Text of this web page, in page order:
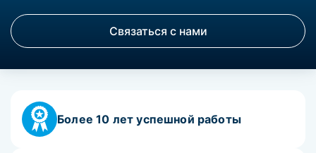
Связаться с нами
Более 10 лет успешной работы